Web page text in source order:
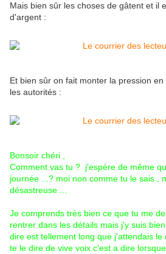
Mais bien sûr les choses de gâtent et il
d'argent :
Et bien sûr on fait monter la pression
les autorités :
Bonsoir chéri ,
Comment vas tu ? j'espère de même
journée ...? moi non comme tu le sais ,
désastreuse ...
Je comprends très bien ce que tu me
rentrer dans les détails mais j'y suis
dire est tellement long que j'attendais
te le dire de vive voix c'est a dire